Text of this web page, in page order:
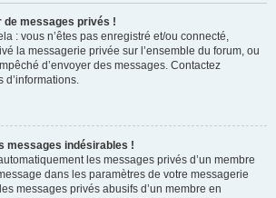
de messages privés !
: vous n’êtes pas enregistré et/ou connecté,
la messagerie privée sur l’ensemble du forum, ou
d’envoyer des messages. Contactez
d’informations.
messages indésirables !
les messages privés d’un membre
dans les paramètres de votre messagerie
messages privés abusifs d’un membre en